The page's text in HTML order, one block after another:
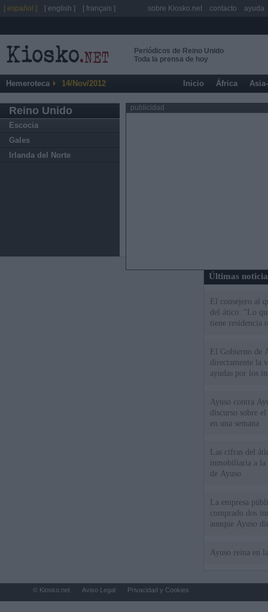
Periódicos de Reino Unido
Toda la prensa de hoy
Hemeroteca 14/Nov/2012 Inicio África
Reino Unido
Escocia
Gales
Irlanda del Norte
publicidad
Últimas
El consejero al
del ático: "Lo
tiene residencia
El Gobierno de
directamente la
ayudas por los
Ayuso contra
discurso sobre
en una semana
Las cifras del
inmobiliaria a la
de Ayuso
La empresa
comprado dos
aunque Ayuso
Ayuso reina en
[ español ] [ english ] [ français ] sobre Kiosko.net contacto ayuda
© Kiosko.net Aviso Legal Privacidad y Cookies